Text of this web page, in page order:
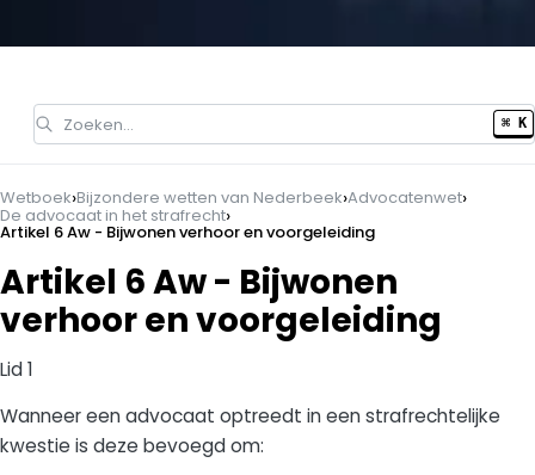
Zoeken… ⌘ K
Wetboek›Bijzondere wetten van Nederbeek›Advocatenwet›
De advocaat in het strafrecht›
Artikel 6 Aw - Bijwonen verhoor en voorgeleiding
Artikel 6 Aw - Bijwonen
verhoor en voorgeleiding
Lid 1
Wanneer een advocaat optreedt in een strafrechtelijke
kwestie is deze bevoegd om: